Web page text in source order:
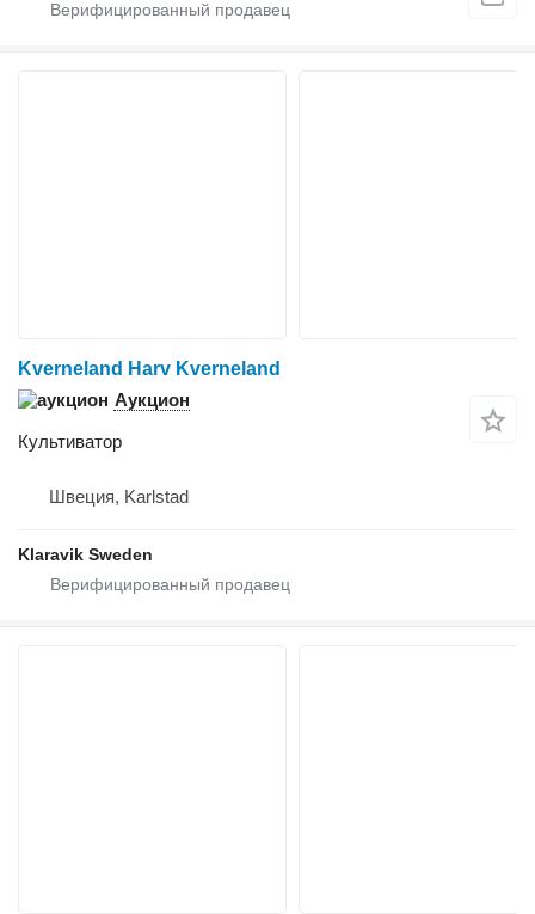
Kverneland Harv Kverneland
Аукцион
Культиватор
Швеция, Karlstad
Klaravik Sweden